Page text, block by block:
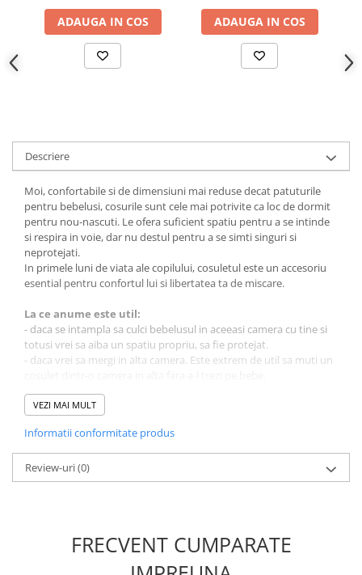
ADAUGA IN COS ADAUGA IN COS
Descriere
Moi, confortabile si de dimensiuni mai reduse decat patuturile
pentru bebelusi, cosurile sunt cele mai potrivite ca loc de dormit
pentru nou-nascuti. Le ofera suficient spatiu pentru a se intinde
si respira in voie, dar nu destul pentru a se simti singuri si
neprotejati.
In primele luni de viata ale copilului, cosuletul este un accesoriu
esential pentru confortul lui si libertatea ta de miscare.
La ce anume este util:
- daca se intampla sa culci bebelusul in aceeasi camera cu tine si
totusi vrei sa aiba un spatiu propriu, sa fie protejat.
- daca vrei sa mergi in alta camera. Este extrem de util sa muti un
- atunci cand calatoresti. Bebelusilor nu le place sa le schimbi
mediul. Faptul ca ai cu tine cosuletul cu care s-a obisnuit il ajuta
- atunci cand incerci sa-l adormi leganandu-l. Sunt multi bebelusi
care se trezesc atunci cand simt ca nu mai sunt tinuti in brate. Il
adormi direct in cosulet.
Fiind un model realizat din materiale naturale asigura o circulare
de bebe o are inclusa.
VEZI MAI MULT
Informatii conformitate produs
Review-uri(0)
FRECVENT CUMPARATE